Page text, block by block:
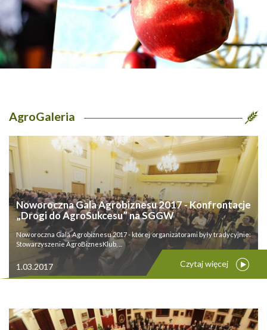
AgroGaleria
Noworoczna Gala Agrobiznesu 2017 - Konfrontacje
„Drogi do AgroSukcesu” na SGGW
Noworoczna Gala Agrobiznesu 2017 - której organizatorami były tradycyjnie:
Stowarzyszenie AgroBiznesKlub, ...
1.03.2017 Czytaj więcej